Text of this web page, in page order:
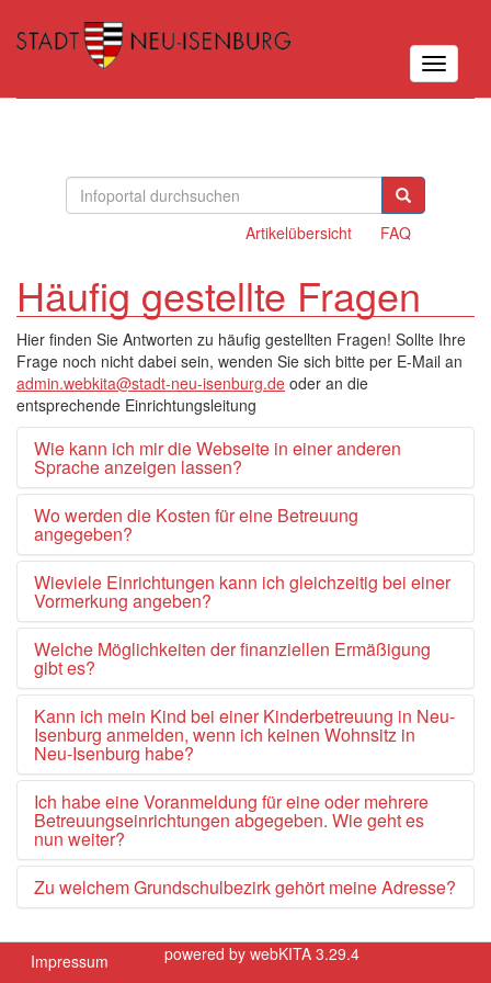
Toggle
FAQ
Artikelübersicht
Häufig gestellte Fragen
Hier finden Sie Antworten zu häufig gestellten Fragen! Sollte Ihre
Frage noch nicht dabei sein, wenden Sie sich bitte per E-Mail an
admin.webkita@stadt-neu-isenburg.de oder an die
entsprechende Einrichtungsleitung
Wie kann ich mir die Webseite in einer anderen
Sprache anzeigen lassen?
Wo werden die Kosten für eine Betreuung
angegeben?
Wieviele Einrichtungen kann ich gleichzeitig bei einer
Vormerkung angeben?
Welche Möglichkeiten der finanziellen Ermäßigung
gibt es?
Kann ich mein Kind bei einer Kinderbetreuung in Neu-
Isenburg anmelden, wenn ich keinen Wohnsitz in
Neu-Isenburg habe?
Ich habe eine Voranmeldung für eine oder mehrere
Betreuungseinrichtungen abgegeben. Wie geht es
nun weiter?
Zu welchem Grundschulbezirk gehört meine Adresse?
Impressum powered by webKITA 3.29.4